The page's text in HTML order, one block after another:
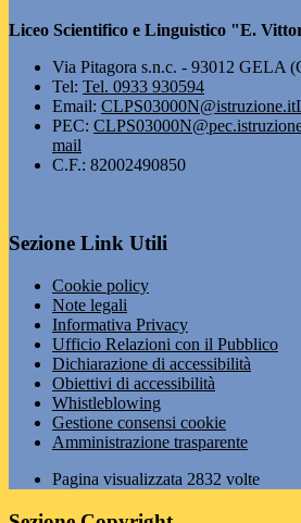
Liceo Scientifico e Linguistico "E.
Via Pitagora s.n.c. - 93012 GELA
Tel: Tel. 0933 930594
Email: CLPS03000N@istruzione.it
PEC:
mail
C.F.: 82002490850
Sezione Link Utili
Cookie policy
Note legali
Informativa Privacy
Ufficio Relazioni con il Pubblico
Dichiarazione di accessibilità
Obiettivi di accessibilità
Whistleblowing
Gestione consensi cookie
Amministrazione trasparente
Pagina visualizzata 2832 volte